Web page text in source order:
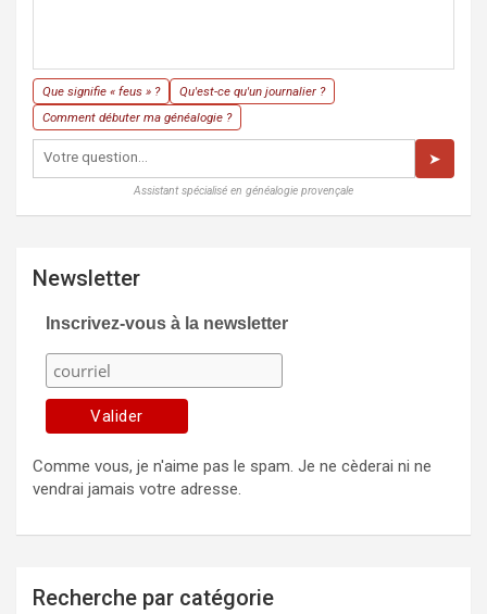
Que signifie « feus » ?
Qu'est-ce qu'un journalier ?
Comment débuter ma généalogie ?
➤
Assistant spécialisé en généalogie provençale
Newsletter
Inscrivez-vous à la newsletter
Comme vous, je n'aime pas le spam. Je ne cèderai ni ne
vendrai jamais votre adresse.
Recherche par catégorie